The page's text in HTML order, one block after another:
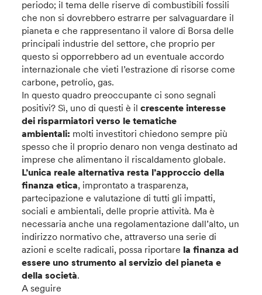
periodo; il tema delle riserve di combustibili fossili
che non si dovrebbero estrarre per salvaguardare il
pianeta e che rappresentano il valore di Borsa delle
principali industrie del settore, che proprio per
questo si opporrebbero ad un eventuale accordo
internazionale che vieti l’estrazione di risorse come
carbone, petrolio, gas.
In questo quadro preoccupante ci sono segnali
positivi? Sì, uno di questi è ilcrescente interesse
dei risparmiatori verso le tematiche
ambientali: molti investitori chiedono sempre più
spesso che il proprio denaro non venga destinato ad
imprese che alimentano il riscaldamento globale.
L’unica reale alternativa resta l’approccio della
finanza etica, improntato a trasparenza,
partecipazione e valutazione di tutti gli impatti,
sociali e ambientali, delle proprie attività. Ma è
necessaria anche una regolamentazione dall’alto, un
indirizzo normativo che, attraverso una serie di
azioni e scelte radicali, possa riportare la finanza ad
essere uno strumento al servizio del pianeta e
della società.
A seguire